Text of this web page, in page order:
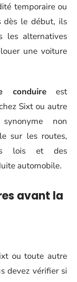
temporaire ou
dès le début, ils
les alternatives
une voiture
conduireest
Sixt ou autre
non
sur les routes,
lois et des
automobile.
avant la
ou toute autre
devez vérifier si